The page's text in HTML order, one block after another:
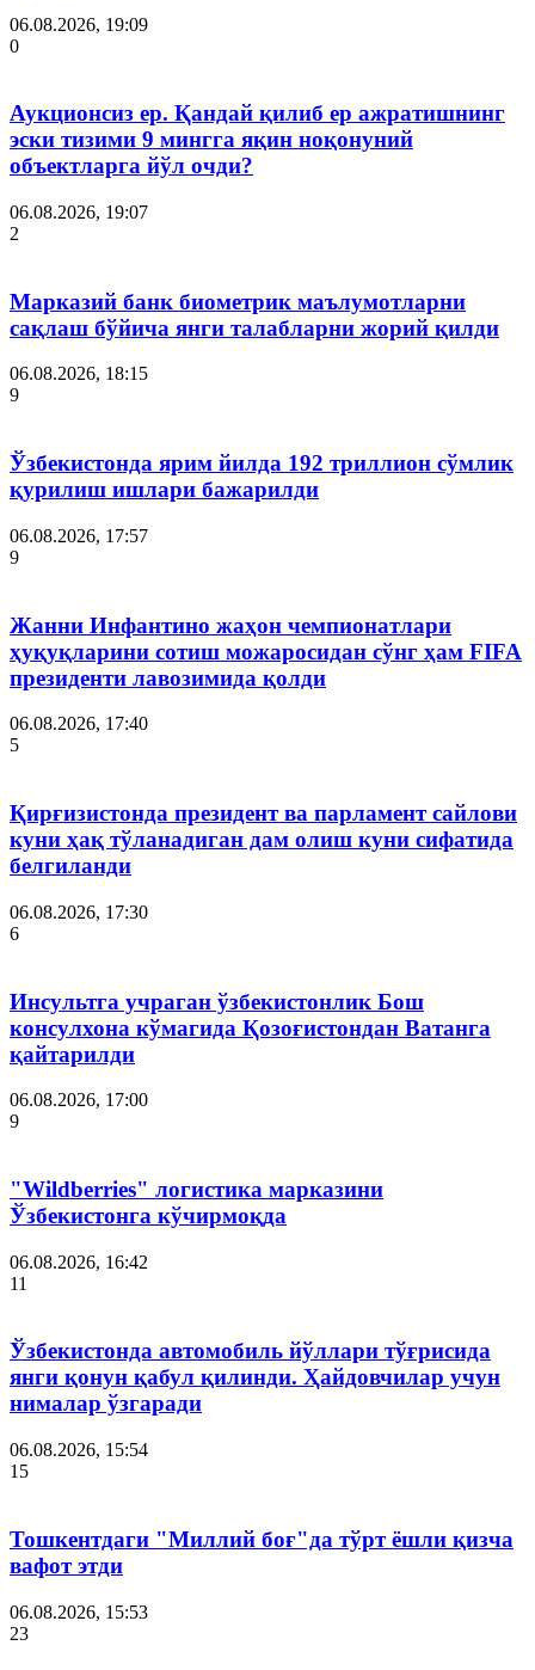
06.08.2026, 19:09
0
Аукционсиз ер. Қандай қилиб ер ажратишнинг
эски тизими 9 мингга яқин ноқонуний
объектларга йўл очди?
06.08.2026, 19:07
2
Марказий банк биометрик маълумотларни
сақлаш бўйича янги талабларни жорий қилди
06.08.2026, 18:15
9
Ўзбекистонда ярим йилда 192 триллион сўмлик
қурилиш ишлари бажарилди
06.08.2026, 17:57
9
Жанни Инфантино жаҳон чемпионатлари
ҳуқуқларини сотиш можаросидан сўнг ҳам FIFA
президенти лавозимида қолди
06.08.2026, 17:40
5
Қирғизистонда президент ва парламент сайлови
куни ҳақ тўланадиган дам олиш куни сифатида
белгиланди
06.08.2026, 17:30
6
Инсультга учраган ўзбекистонлик Бош
консулхона кўмагида Қозоғистондан Ватанга
қайтарилди
06.08.2026, 17:00
9
"Wildberries" логистика марказини
Ўзбекистонга кўчирмоқда
06.08.2026, 16:42
11
Ўзбекистонда автомобиль йўллари тўғрисида
янги қонун қабул қилинди. Ҳайдовчилар учун
нималар ўзгаради
06.08.2026, 15:54
15
Тошкентдаги "Миллий боғ"да тўрт ёшли қизча
вафот этди
06.08.2026, 15:53
23